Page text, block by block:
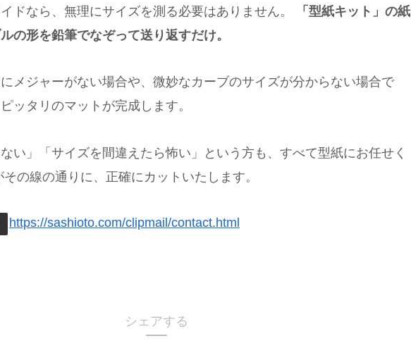
ドなら、無理にサイズを測る必要はありません。
「型紙キット」の紙
の形を鉛筆でなぞって送り返すだけ。
メジャーがない場合や、微妙なカーブのサイズが分からない場合で
ッタリのマットが完成します。
ない」「サイズを間違えたら怖い」という方も、すべて型紙にお任せく
の線の通りに、正確にカットいたします。
https://sashioto.com/clipmail/contact.html
シェアする